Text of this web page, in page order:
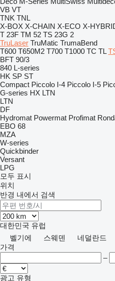
VB VT
TNK TNL
X-BOX X-CHAIN X-ECO X-
T 23F TM 52 TS 23G 2
TruLaser TruMatic TrumaBend
T600 T650M2 T700 T1000 TC TL
BFT 90/3
840 L-series
HK SP ST
Compact Piccolo I-4 Piccolo I-5
G-series HX LTN
LTN
DF
Hydromat Powermat Profimat
EBO 68
MZA
W-series
Quickbinder
Versant
LPG
모두 표시
위치
반경 내에서 검색
대한민국 유럽
벨기에
스웨덴 네덜란드
가격
–
광고 유형